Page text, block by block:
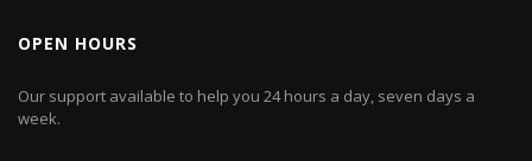
OPEN HOURS
Our support available to help you 24 hours a day, seven days a
week.